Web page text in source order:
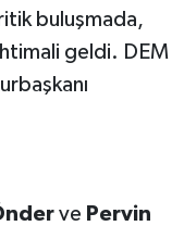
buluşmada,
geldi. DEM
ve Pervin